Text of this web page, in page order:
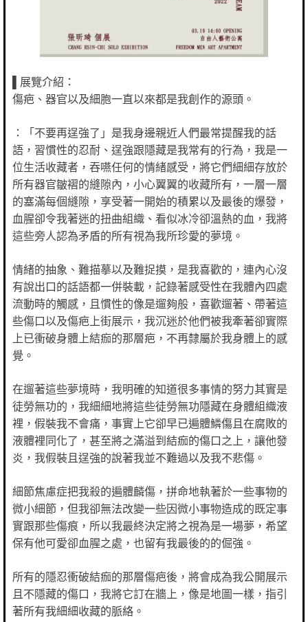
▌展覽介紹：
傷疤、器官以及細胞一直以來都是我創作的源頭。
：「不要再逞強了」是我身邊親近人們最常提醒我的話
語，習慣性的忍耐、逞強跟隱藏是我常有的行為，我是一
位生活收藏者，吞嚥任何的情緒感受，將它們細細存放於
所有器官皺褶的縫隙內，小心翼翼的收藏所有，一層一層
的塞滿每個縫隙，享受著一開始的積累以及最後的爆發，
血腥卻令我著迷的扭曲組織、看似冰冷卻溫熱的血，我將
這些旁人認為矛盾的所有視為我所珍愛的夢境。
情緒的抽象、難描摹以及難捉摸，是我喜歡的，連內心沒
有說出口的話語都一併裝載，記錄著感受性在我體內四處
流動時的觸感，且慣性的像是遛夠般，喜歡遛著、帶著這
些傷口以及傷疤上街展示，我沉迷於他們被我牽著卻實際
上已衝破身體上結痂的那層疤，不再隸屬於我身體上的感
覺。
在遛著這些夢境時，我明確的知道很多事情的努力其實是
徒勞無功的，我細細地將這些徒勞無功隱藏在身體組織液
裡，假裝我不會痛，事實上它卻早已遍體鱗傷且在腐敗的
液體裡同化了，甚至將之滿溢到結痂的傷口之上，讓他發
炎，我假裝且逞強的說著我並不難過以及我不悲傷。
細節焦慮症把我殺的遍體麟傷，拼命地執著於一些事物的
微小細節，但我卻無法改變一些因微小事物造成的既定事
實跟那些傷痕，所以我最終決定將之視為是一場夢，希望
保有他可愛卻血腥之處，也留有我最後的的倔強。
所有的隱忍衝破結痂的那層傷疤後，將會成為我公開展示
且不隱藏的傷口，我將它訂在牆上，像是地圖一樣，指引
著所有我細細收藏的脈絡。